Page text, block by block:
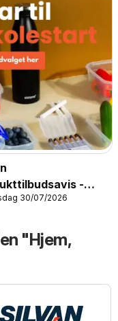
-
30/07/2026
"Hjem,